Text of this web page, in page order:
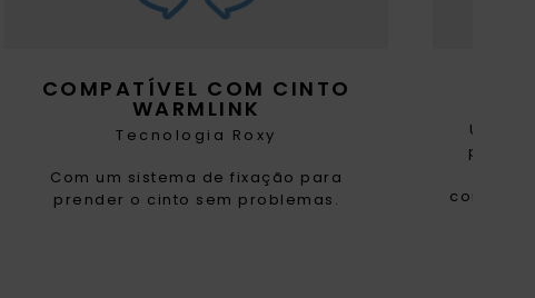
COMPATÍVEL COM CINTO
WARMLINK
Tecnologia Roxy
Com um sistema de fixação para
prender o cinto sem problemas.
Um
prova